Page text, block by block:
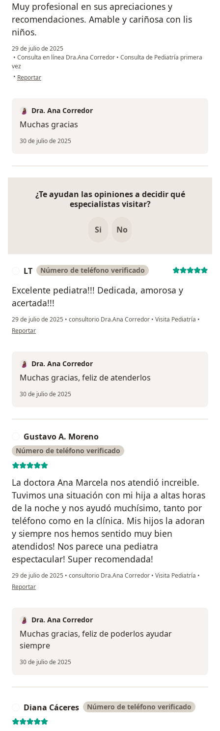
Muy profesional en sus apreciaciones y
recomendaciones. Amable y cariñosa con lis
niños.
29 de julio de 2025
• Consulta en línea Dra.Ana Corredor • Consulta de Pediatría primera
vez
• en opinión del usuario OBPdeT
Reportar
Dra. Ana Corredor
Muchas gracias
30 de julio de 2025
¿Te ayudan las opiniones a decidir qué
especialistas visitar?
Si No
LT Número de teléfono verificado
Excelente pediatra!!! Dedicada, amorosa y
acertada!!!
29 de julio de 2025 • consultorio Dra.Ana Corredor • Visita Pediatría •
en opinión del usuario LT
Reportar
Dra. Ana Corredor
Muchas gracias, feliz de atenderlos
30 de julio de 2025
Gustavo A. Moreno
Número de teléfono verificado
La doctora Ana Marcela nos atendió increible.
Tuvimos una situación con mi hija a altas horas
de la noche y nos ayudó muchísimo, tanto por
teléfono como en la clínica. Mis hijos la adoran
y siempre nos hemos sentido muy bien
atendidos! Nos parece una pediatra
espectacular! Super recomendada!
29 de julio de 2025 • consultorio Dra.Ana Corredor • Visita Pediatría •
en opinión del usuario Gustavo A. Moreno
Reportar
Dra. Ana Corredor
Muchas gracias, feliz de poderlos ayudar
siempre
30 de julio de 2025
Diana Cáceres Número de teléfono verificado